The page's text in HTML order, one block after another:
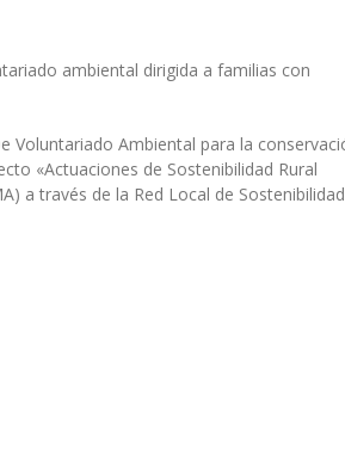
ambiental dirigida a familias con
Voluntariado Ambiental para la
«Actuaciones de Sostenibilidad Rural
a través de la Red Local de Sostenibilidad